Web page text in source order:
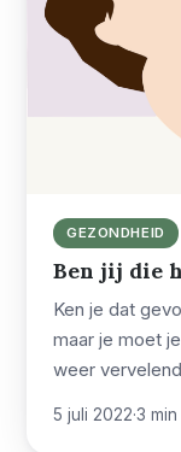
GEZONDHEID
Ben jij die
Ken je dat
maar je moet
weer
5 juli 2022·3